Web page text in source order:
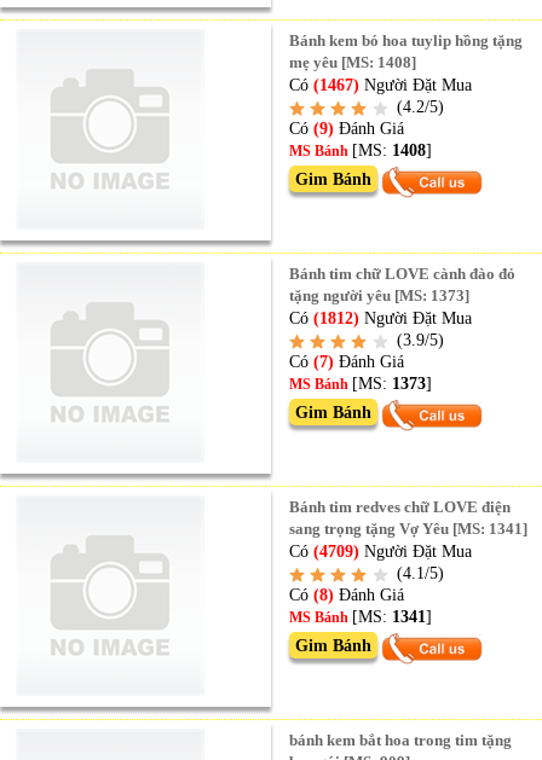
Bánh kem bó hoa tuylip hồng tặng
mẹ yêu [MS: 1408]
Có(1467) Người Đặt Mua
(4.2/5)
Có (9)Đánh Giá
MS Bánh [MS: 1408]
Gim Bánh
Bánh tim chữ LOVE cành đào đỏ
tặng người yêu [MS: 1373]
Có(1812) Người Đặt Mua
(3.9/5)
Có (7)Đánh Giá
MS Bánh [MS: 1373]
Gim Bánh
Bánh tim redves chữ LOVE điện
sang trọng tặng Vợ Yêu [MS: 1341]
Có(4709) Người Đặt Mua
(4.1/5)
Có (8)Đánh Giá
MS Bánh [MS: 1341]
Gim Bánh
bánh kem bắt hoa trong tim tặng